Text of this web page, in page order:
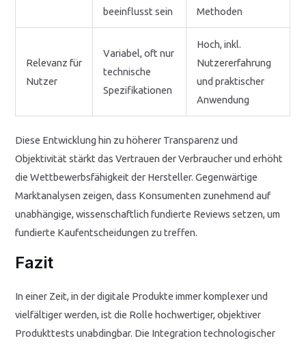
beeinflusst sein
Methoden
Relevanz für
Nutzer
Variabel, oft nur
technische
Spezifikationen
Hoch, inkl.
Nutzererfahrung
und praktischer
Anwendung
Diese Entwicklung hin zu höherer Transparenz und
Objektivität stärkt das Vertrauen der Verbraucher und erhöht
die Wettbewerbsfähigkeit der Hersteller. Gegenwärtige
Marktanalysen zeigen, dass Konsumenten zunehmend auf
unabhängige, wissenschaftlich fundierte Reviews setzen, um
fundierte Kaufentscheidungen zu treffen.
Fazit
In einer Zeit, in der digitale Produkte immer komplexer und
vielfältiger werden, ist die Rolle hochwertiger, objektiver
Produkttests unabdingbar. Die Integration technologischer